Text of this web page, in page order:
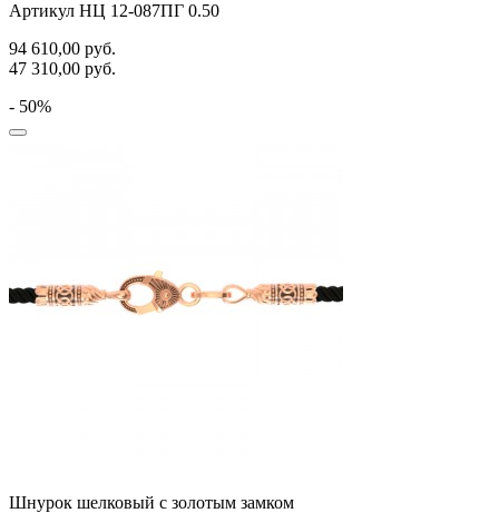
Артикул НЦ 12-087ПГ 0.50
94 610,00 руб.
47 310,00 руб.
- 50%
Шнурок шелковый с золотым замком